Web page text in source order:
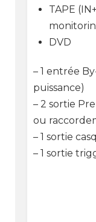
TAPE
DVD
– 1 entrée
puissance)
– 2 sortie
ou
– 1 sortie
– 1 sortie